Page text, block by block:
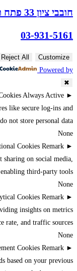
חובבי ציון 33 פתח תקווה
03-931-5161
Customize
Reject All
Powered by
✖
►
Always Active
like secure log-ins and
not store personal data.
None
►
Cookies Remark
on social media,
third-party tools.
None
►
Cookies Remark
insights on metrics
rate, and traffic sources.
None
►
Cookies Remark
based on your previous